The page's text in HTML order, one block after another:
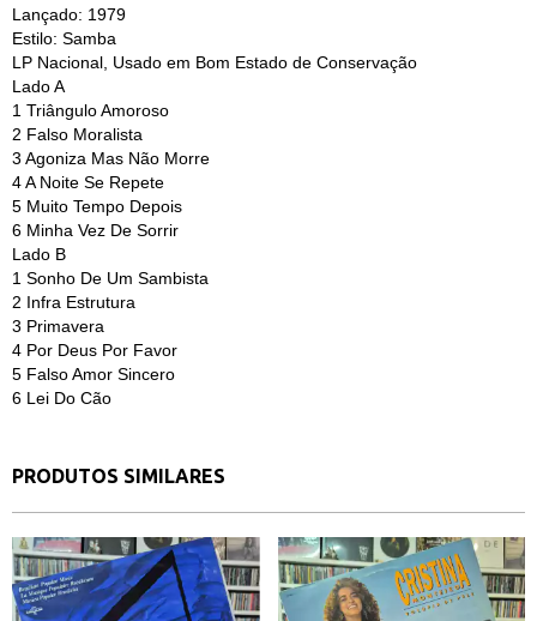
Lançado: 1979
Estilo: Samba
LP Nacional, Usado em Bom Estado de Conservação
Lado A
1 Triângulo Amoroso
2 Falso Moralista
3 Agoniza Mas Não Morre
4A Noite Se Repete
5 Muito Tempo Depois
6 Minha Vez De Sorrir
Lado B
1 Sonho De Um Sambista
2 Infra Estrutura
3 Primavera
4 Por Deus Por Favor
5 Falso Amor Sincero
6 Lei Do Cão
PRODUTOS SIMILARES